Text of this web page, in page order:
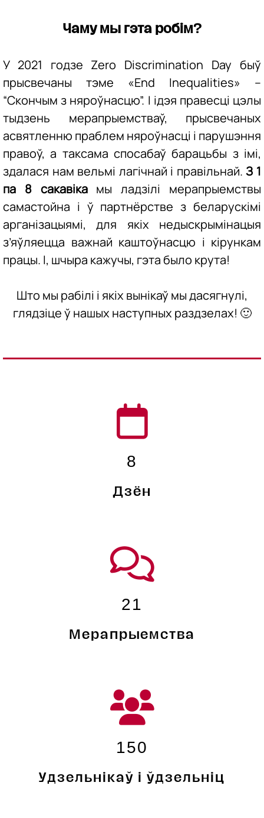
Чаму мы гэта робім?
У 2021 годзе Zero Discrimination Day быў
прысвечаны тэме «End Inequalities» –
“Скончым з няроўнасцю”. І ідэя правесці цэлы
тыдзень мерапрыемстваў, прысвечаных
асвятленню праблем няроўнасці і парушэння
правоў, а таксама спосабаў барацьбы з імі,
здалася нам вельмі лагічнай і правільнай.З 1
па 8 сакавікамы ладзілі мерапрыемствы
самастойна і ў партнёрстве з беларускімі
арганізацыямі, для якіх недыскрымінацыя
з’яўляецца важнай каштоўнасцю і кірункам
працы. І, шчыра кажучы, гэта было крута!
Што мы рабілі і якіх вынікаў мы дасягнулі,
глядзіце ў нашых наступных раздзелах! 🙂
8
Дзён
21
Мерапрыемства
150
Удзельнікаў і ўдзельніц